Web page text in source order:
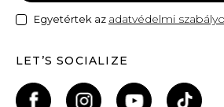
Egyetértek az adatvédelmi
LET’S SOCIALIZE